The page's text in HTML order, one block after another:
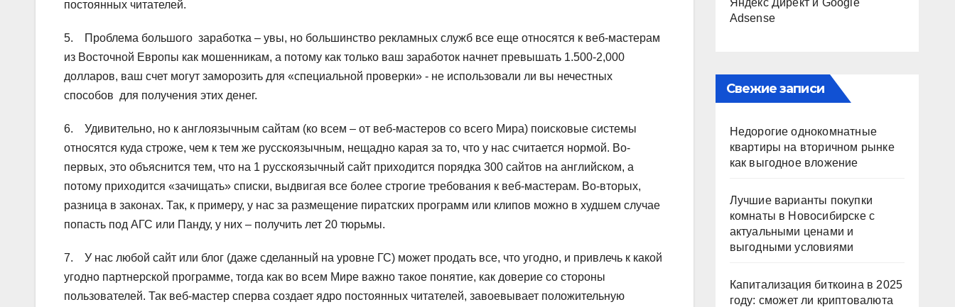
постоянных читателей.
5. Проблема большого заработка – увы, но большинство рекламных служб все еще относятся к веб-мастерам
из Восточной Европы как мошенникам, а потому как только ваш заработок начнет превышать 1.500-2,000
долларов, ваш счет могут заморозить для «специальной проверки» - не использовали ли вы нечестных
способов для получения этих денег.
6. Удивительно, но к англоязычным сайтам (ко всем – от веб-мастеров со всего Мира) поисковые системы
относятся куда строже, чем к тем же русскоязычным, нещадно карая за то, что у нас считается нормой. Во-
первых, это объяснится тем, что на 1 русскоязычный сайт приходится порядка 300 сайтов на английском, а
потому приходится «зачищать» списки, выдвигая все более строгие требования к веб-мастерам. Во-вторых,
разница в законах. Так, к примеру, у нас за размещение пиратских программ или клипов можно в худшем случае
попасть под АГС или Панду, у них – получить лет 20 тюрьмы.
7. У нас любой сайт или блог (даже сделанный на уровне ГС) может продать все, что угодно, и привлечь к какой
угодно партнерской программе, тогда как во всем Мире важно такое понятие, как доверие со стороны
пользователей. Так веб-мастер сперва создает ядро постоянных читателей, завоевывает положительную
Яндекс Директ и Google
Adsense
Свежие записи
Недорогие однокомнатные
квартиры на вторичном рынке
как выгодное вложение
Лучшие варианты покупки
комнаты в Новосибирске с
актуальными ценами и
выгодными условиями
Капитализация биткоина в 2025
году: сможет ли криптовалюта